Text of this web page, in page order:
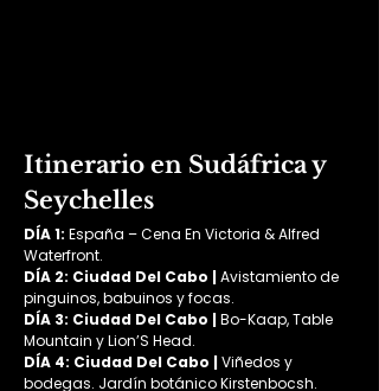
Itinerario en Sudáfrica y
Seychelles
DÍA 1: España – Cena En Victoria & Alfred
Waterfront.
DÍA 2: Ciudad Del Cabo | Avistamiento de
pinguinos, babuinos y focas.
DÍA 3: Ciudad Del Cabo | Bo-Kaap, Table
Mountain y Lion’S Head.
DÍA 4: Ciudad Del Cabo | Viñedos y
bodegas. Jardín botánico Kirstenbocsh.